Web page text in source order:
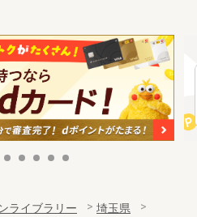
ライブラリー
埼玉県